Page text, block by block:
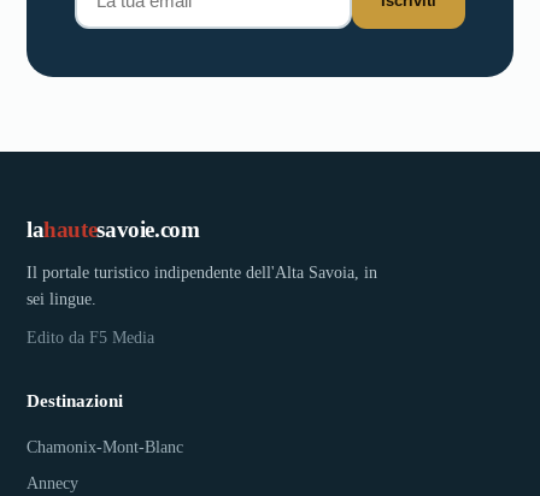
lahautesavoie.com
Il portale turistico indipendente dell'Alta Savoia, in
sei lingue.
Edito da F5 Media
Destinazioni
Chamonix-Mont-Blanc
Annecy